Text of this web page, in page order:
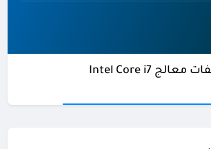
أداء ومواصفات معالج Intel Core i7